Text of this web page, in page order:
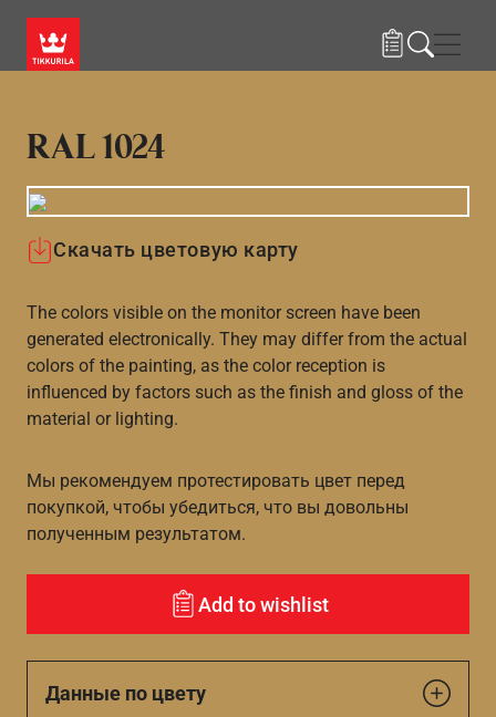
RAL 1024
Скачать цветовую карту
The colors visible on the monitor screen have been
generated electronically. They may differ from the actual
colors of the painting, as the color reception is
influenced by factors such as the finish and gloss of the
material or lighting.
Мы рекомендуем протестировать цвет перед
покупкой, чтобы убедиться, что вы довольны
полученным результатом.
Add to wishlist
Данные по цвету